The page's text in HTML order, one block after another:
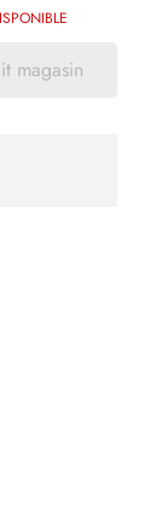
magasin